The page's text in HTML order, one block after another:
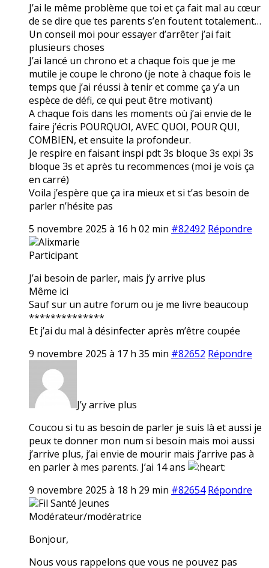
J’ai le même problème que toi et ça fait mal au cœur
de se dire que tes parents s’en foutent totalement…
Un conseil moi pour essayer d’arrêter j’ai fait
plusieurs choses
J’ai lancé un chrono et a chaque fois que je me
mutile je coupe le chrono (je note à chaque fois le
temps que j’ai réussi à tenir et comme ça y’a un
espèce de défi, ce qui peut être motivant)
A chaque fois dans les moments où j’ai envie de le
faire j’écris POURQUOI, AVEC QUOI, POUR QUI,
COMBIEN, et ensuite la profondeur.
Je respire en faisant inspi pdt 3s bloque 3s expi 3s
bloque 3s et après tu recommences (moi je vois ça
en carré)
Voila j’espère que ça ira mieux et si t’as besoin de
parler n’hésite pas
5 novembre 2025 à 16 h 02 min #82492 Répondre
Alixmarie
Participant
J’ai besoin de parler, mais j’y arrive plus
Même ici
Sauf sur un autre forum ou je me livre beaucoup
**************
Et j’ai du mal à désinfecter après m’être coupée
9 novembre 2025 à 17 h 35 min #82652 Répondre
J’y arrive plus
Coucou si tu as besoin de parler je suis là et aussi je
peux te donner mon num si besoin mais moi aussi
j’arrive plus, j’ai envie de mourir mais j’arrive pas à
en parler à mes parents. J’ai 14 ans
9 novembre 2025 à 18 h 29 min #82654 Répondre
Fil Santé Jeunes
Modérateur/modératrice
Bonjour,
Nous vous rappelons que vous ne pouvez pas